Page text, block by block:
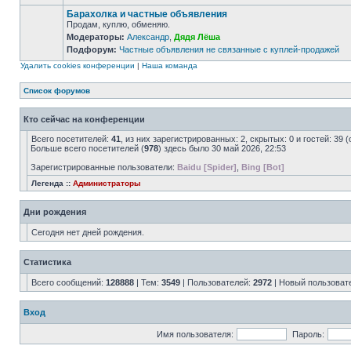
Барахолка и частные объявления
Продам, куплю, обменяю.
Модераторы: Александр Дядя Лёша
Подфорум: Частные объявления не связанные с куплей-продажей
Удалить cookies конференции | Наша команда
Список форумов
Кто сейчас на конференции
Всего посетителей: 41 , из них зарегистрированных: 2, скрытых: 0 и гостей:
Больше всего посетителей (978) здесь было 30 май 2026, 22:53
Зарегистрированные пользователи: Baidu [Spider] Bing [Bot]
Легенда :: Администраторы
Дни рождения
Сегодня нет дней рождения.
Статистика
Всего сообщений: 128888 | Тем: 3549 | Пользователей: 2972 | Новый
Вход
Имя пользователя: Пароль: